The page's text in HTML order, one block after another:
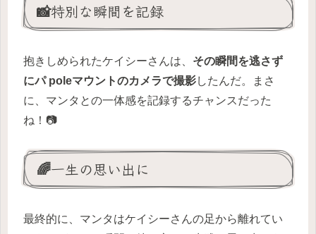
📸特別な瞬間を記録
抱きしめられたケイシーさんは、 その瞬間を逃さず
にパ poleマウントのカメラで撮影したんだ。まさ
に、マンタとの一体感を記録するチャンスだった
ね！📷
🌈一生の思い出に
最終的に、マンタはケイシーさんの足から離れてい